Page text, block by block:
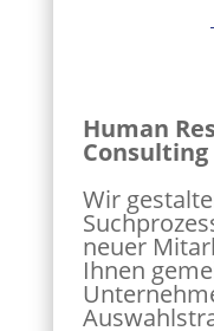
Human
Consulting
Wir
neuer
Ihnen